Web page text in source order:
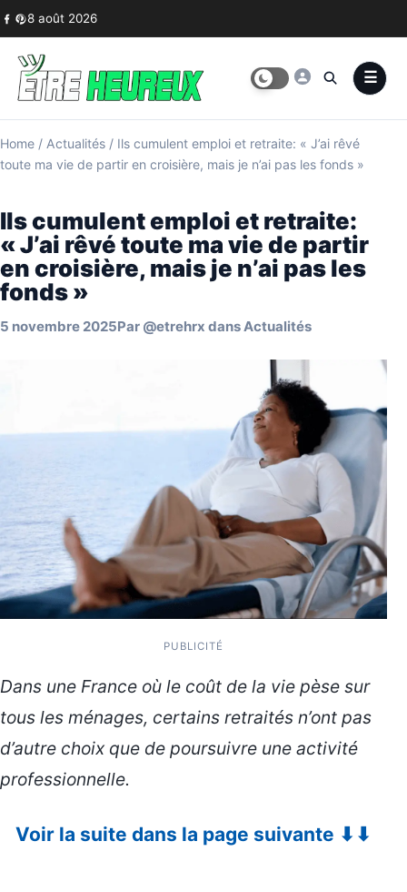
Skip to content
8 août 2026
Home / Actualités / Ils cumulent emploi et retraite: « J’ai rêvé
toute ma vie de partir en croisière, mais je n’ai pas les fonds »
Ils cumulent emploi et retraite:
« J’ai rêvé toute ma vie de partir
en croisière, mais je n’ai pas les
fonds »
5 novembre 2025Par @etrehrx dansActualités
PUBLICITÉ
Dans une France où le coût de la vie pèse sur
tous les ménages, certains retraités n’ont pas
d’autre choix que de poursuivre une activité
professionnelle.
Voir la suite dans la page suivante ⬇⬇